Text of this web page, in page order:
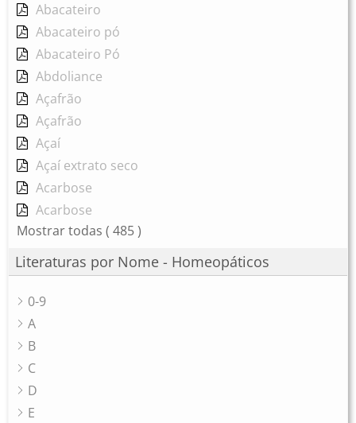
Abacateiro
Abacateiro pó
Abacateiro Pó
Abdoliance
Açafrão
Açafrão
Açaí
Açaí extrato seco
Acarbose
Acarbose
Mostrar todas ( 485 )
Literaturas por Nome - Homeopáticos
0-9
A
B
C
D
E